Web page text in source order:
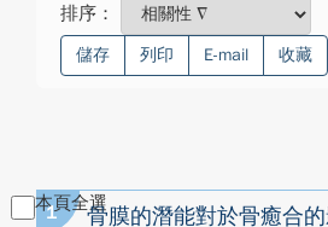
排序：
儲存 列印 E-mail 收藏
本頁全選
1
骨膜的潛能對於骨癒合